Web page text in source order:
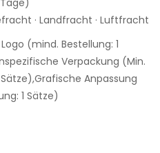
· Landfracht · Luftfracht
(mind. Bestellung: 1
Verpackung (Min.
Sätze),Grafische Anpassung
1 Sätze)